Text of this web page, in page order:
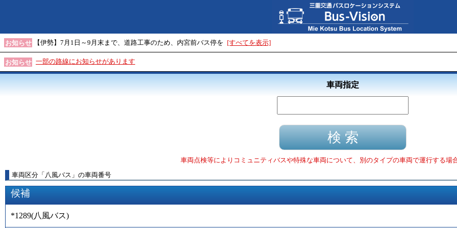
お知らせ 【伊勢】7月1日～9月末まで、道路工事のため、内宮前バス停を [すべてを表示]
お知らせ 一部の路線にお知らせがあります
車両指定
車両点検等によりコミュニティバスや特殊な車両について、別のタイプの車両で運行する場
車両区分 「 八風バス 」 の車両番号
候補
*1289(八風バス)